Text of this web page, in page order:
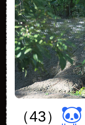
（43）